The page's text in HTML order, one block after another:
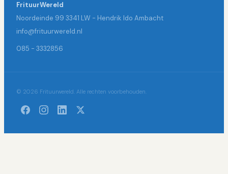
FrituurWereld
Noordeinde 99 3341 LW - Hendrik Ido Ambacht
info@frituurwereld.nl
085 - 3332856
© 2026 Frituurwereld. Alle rechten voorbehouden.